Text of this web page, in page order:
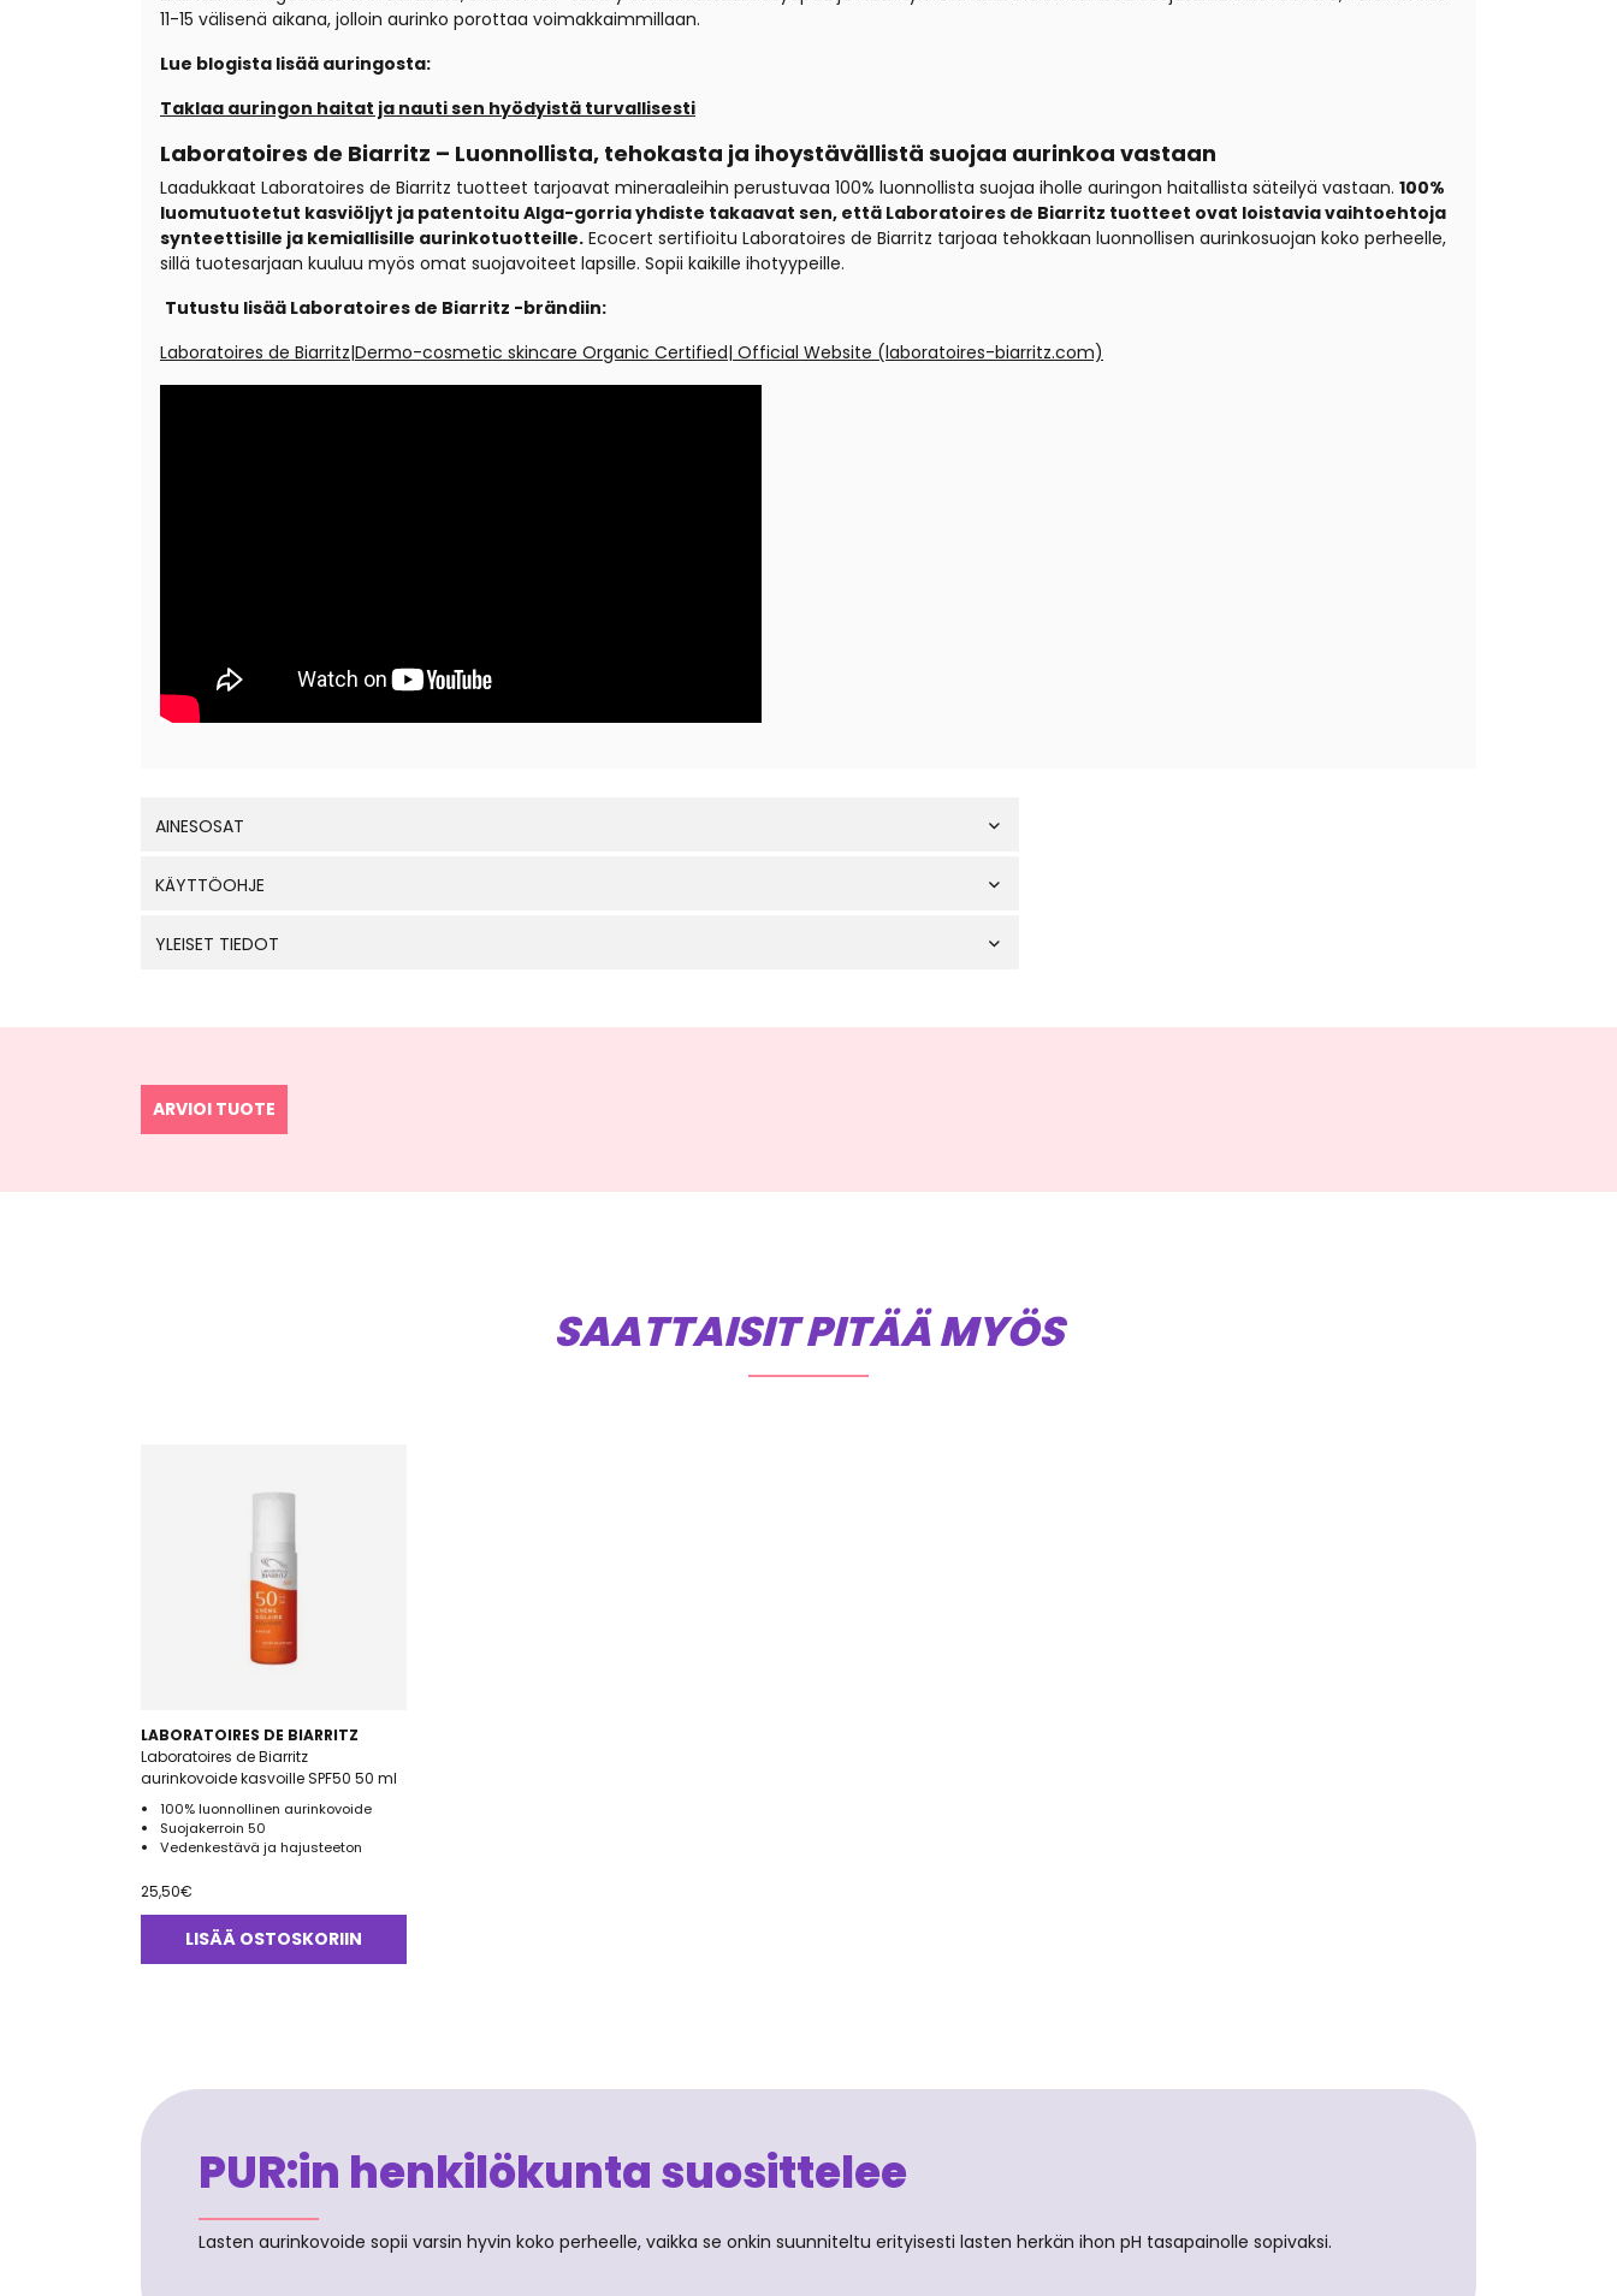
11-15 välisenä aikana, jolloin aurinko porottaa voimakkaimmillaan.
Lue blogista lisää auringosta:
Taklaa auringon haitat ja nauti sen hyödyistä turvallisesti
Laboratoires de Biarritz – Luonnollista, tehokasta ja ihoystävällistä suojaa aurinkoa vastaan
Laadukkaat Laboratoires de Biarritz tuotteet tarjoavat mineraaleihin perustuvaa 100% luonnollista suojaa iholle auringon haitallista säteilyä vastaan. 100%
luomutuotetut kasviöljyt ja patentoitu Alga-gorria yhdiste takaavat sen, että Laboratoires de Biarritz tuotteet ovat loistavia vaihtoehtoja
synteettisille ja kemiallisille aurinkotuotteille. Ecocert sertifioitu Laboratoires de Biarritz tarjoaa tehokkaan luonnollisen aurinkosuojan koko perheelle,
sillä tuotesarjaan kuuluu myös omat suojavoiteet lapsille. Sopii kaikille ihotyypeille.
Tutustu lisää Laboratoires de Biarritz -brändiin:
Laboratoires de Biarritz|Dermo-cosmetic skincare Organic Certified| Official Website (laboratoires-biarritz.com)
AINESOSAT
KÄYTTÖOHJE
YLEISET TIEDOT
ARVIOI TUOTE
SAATTAISIT PITÄÄ MYÖS
LABORATOIRES DE BIARRITZ
Laboratoires de Biarritz
aurinkovoide kasvoille SPF50 50 ml
100% luonnollinen aurinkovoide
Suojakerroin 50
Vedenkestävä ja hajusteeton
25,50€
LISÄÄ OSTOSKORIIN
PUR:in henkilökunta suosittelee
Lasten aurinkovoide sopii varsin hyvin koko perheelle, vaikka se onkin suunniteltu erityisesti lasten herkän ihon pH tasapainolle sopivaksi.